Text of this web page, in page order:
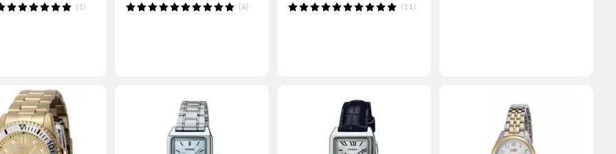
(1) (6) (11)